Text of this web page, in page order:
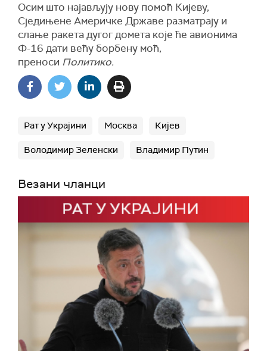
Осим што најављују нову помоћ Кијеву,
Сједињене Америчке Државе разматрају и
слање ракета дугог домета које ће авионима
Ф-16 дати већу борбену моћ,
преноси Политико.
Рат у Украјини Москва Кијев
Володимир Зеленски Владимир Путин
Везани чланци